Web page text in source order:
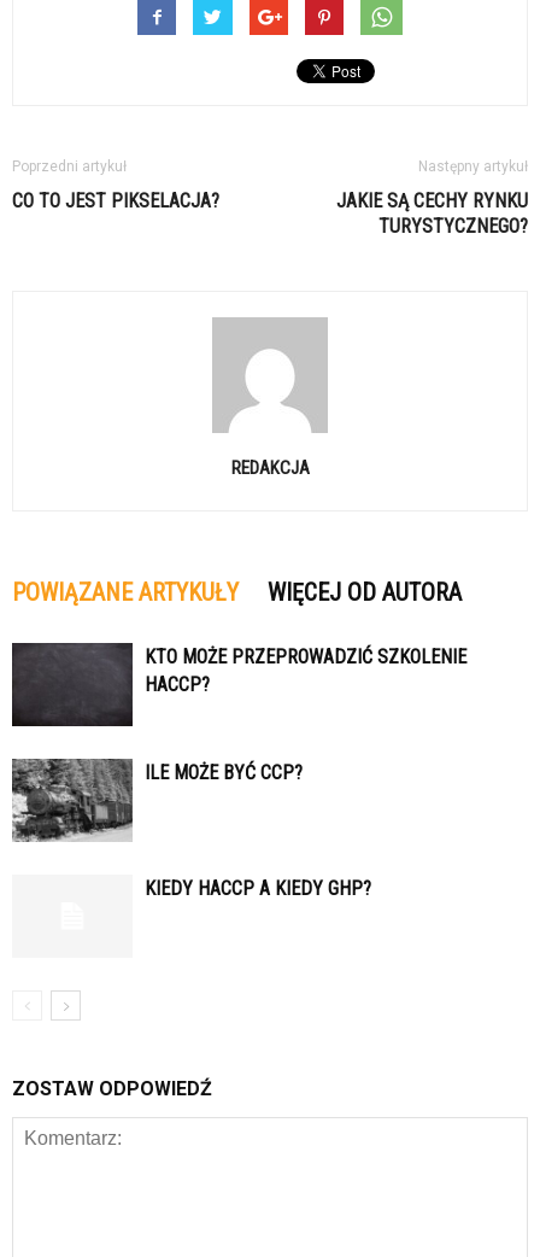
Poprzedni artykuł
CO TO JEST PIKSELACJA?
Następny artykuł
JAKIE SĄ CECHY RYNKU
TURYSTYCZNEGO?
REDAKCJA
POWIĄZANE ARTYKUŁY WIĘCEJ OD AUTORA
KTO MOŻE PRZEPROWADZIĆ SZKOLENIE
HACCP?
ILE MOŻE BYĆ CCP?
KIEDY HACCP A KIEDY GHP?
ZOSTAW ODPOWIEDŹ